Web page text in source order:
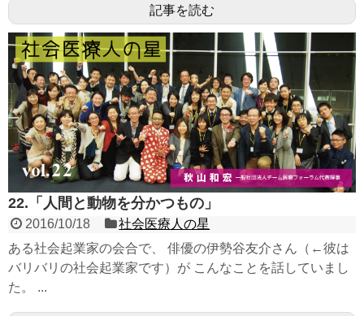
記事を読む
22.「人間と動物を分かつもの」
2016/10/18
社会医療人の星
ある社会起業家の会合で、 俳優の伊勢谷友介さん（←彼は
バリバリの社会起業家です）が こんなことを話していまし
た。 ...